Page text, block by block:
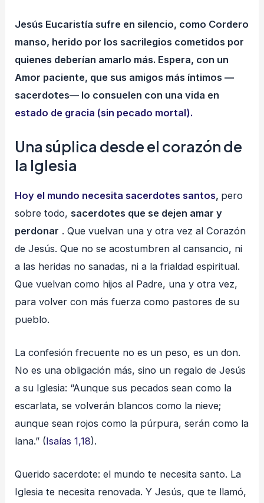
Jesús Eucaristía sufre en silencio, como Cordero
manso, herido por los sacrilegios cometidos por
quienes deberían amarlo más. Espera, con un
Amor paciente, que sus amigos más íntimos —
sacerdotes— lo consuelen con una vida en
estado de gracia (sin pecado mortal).
Una súplica desde el corazón de
la Iglesia
Hoy el mundo necesita sacerdotes santos, pero
sobre todo, sacerdotes que se dejen amar y
perdonar . Que vuelvan una y otra vez al Corazón
de Jesús. Que no se acostumbren al cansancio, ni
a las heridas no sanadas, ni a la frialdad espiritual.
Que vuelvan como hijos al Padre, una y otra vez,
para volver con más fuerza como pastores de su
pueblo.
La confesión frecuente no es un peso, es un don.
No es una obligación más, sino un regalo de Jesús
a su Iglesia: “Aunque sus pecados sean como la
escarlata, se volverán blancos como la nieve;
aunque sean rojos como la púrpura, serán como la
lana.” (Isaías 1,18).
Querido sacerdote: el mundo te necesita santo. La
Iglesia te necesita renovada. Y Jesús, que te llamó,